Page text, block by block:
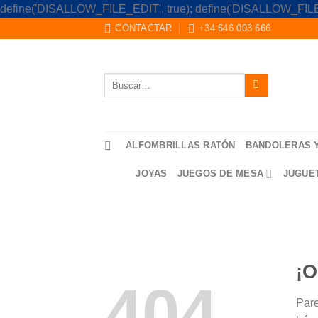
define('DISALLOW_FILE_EDIT', true);
CONTACTAR +34 646 003 666
ALFOMBRILLAS RATÓN BANDOLERAS
JOYAS JUEGOS DE MESA